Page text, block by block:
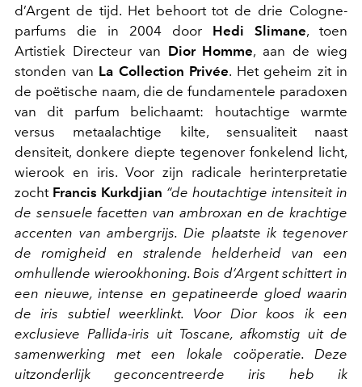
d’Argent de tijd. Het behoort tot de drie Cologne-
parfums die in 2004 door Hedi Slimane, toen
Artistiek Directeur van Dior Homme, aan de wieg
stonden van La Collection Privée. Het geheim zit in
de poëtische naam, die de fundamentele paradoxen
van dit parfum belichaamt: houtachtige warmte
versus metaalachtige kilte, sensualiteit naast
densiteit, donkere diepte tegenover fonkelend licht,
wierook en iris. Voor zijn radicale herinterpretatie
zochtFrancis Kurkdjian “de houtachtige intensiteit in
de sensuele facetten van ambroxan en de krachtige
accenten van ambergrijs. Die plaatste ik tegenover
de romigheid en stralende helderheid van een
omhullende wierookhoning. Bois d’Argent schittert in
een nieuwe, intense en gepatineerde gloed waarin
de iris subtiel weerklinkt. Voor Dior koos ik een
exclusieve Pallida-iris uit Toscane, afkomstig uit de
samenwerking met een lokale coöperatie. Deze
uitzonderlijk geconcentreerde iris heb ik